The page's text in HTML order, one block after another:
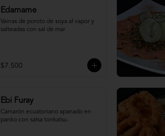
Edamame
Vainas de poroto de soya al vapor y
salteadas con sal de mar
$7.500
Ebi Furay
Camarón ecuatoriano apanado en
panko con salsa tonkatsu.